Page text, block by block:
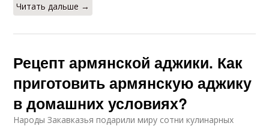
Читать дальше →
Рецепт армянской аджики. Как
приготовить армянскую аджику
в домашних условиях?
Народы Закавказья подарили миру сотни кулинарных